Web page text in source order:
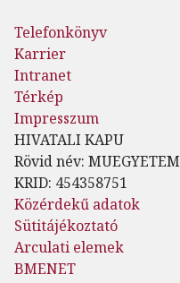
Telefonkönyv
Karrier
Intranet
Térkép
Impresszum
HIVATALI KAPU
Rövid név: MUEGYETEM
KRID: 454358751
Közérdekű adatok
Sütitájékoztató
Arculati elemek
BMENET